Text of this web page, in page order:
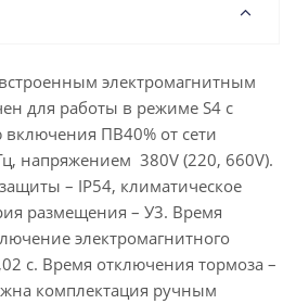
электромагнитным
для работы в режиме S4 с
ПВ40% от сети
напряжением 380V (220, 660V).
– IP54, климатическое
размещения – У3. Время
электромагнитного
с. Время отключения тормоза –
комплектация ручным